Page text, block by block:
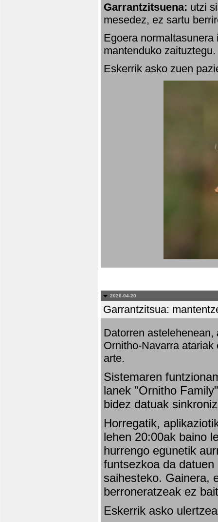
Garrantzitsuena: utzi
mesedez, ez sartu
Egoera
mantenduko
Eskerrik asko zuen
2026-04-20
Garrantzitsua:
Datorren astelehenean,
Ornitho-Navarra
arte.
Sistemaren
lanek "Ornitho
bidez datuak
Horregatik,
lehen 20:00ak baino
hurrengo egunetik
funtsezkoa da
saihesteko. Gainera,
berroneratzeak ez
Eskerrik asko